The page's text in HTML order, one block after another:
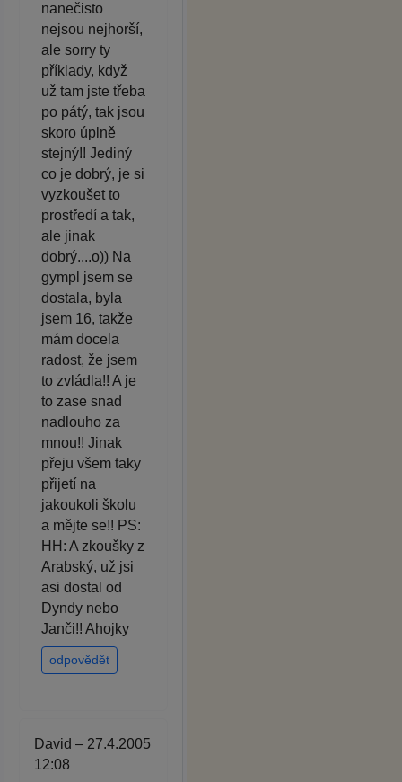
nanečisto
nejsou nejhorší,
ale sorry ty
příklady, když
už tam jste třeba
po pátý, tak jsou
skoro úplně
stejný!! Jediný
co je dobrý, je si
vyzkoušet to
prostředí a tak,
ale jinak
dobrý....o)) Na
gympl jsem se
dostala, byla
jsem 16, takže
mám docela
radost, že jsem
to zvládla!! A je
to zase snad
nadlouho za
mnou!! Jinak
přeju všem taky
přijetí na
jakoukoli školu
a mějte se!! PS:
HH: A zkoušky z
Arabský, už jsi
asi dostal od
Dyndy nebo
Janči!! Ahojky
odpovědět
David – 27.4.2005
12:08